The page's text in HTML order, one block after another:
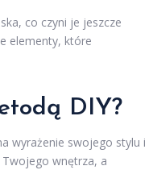
co czyni je jeszcze
elementy, które
DIY?
wyrażenie swojego stylu i
wnętrza, a